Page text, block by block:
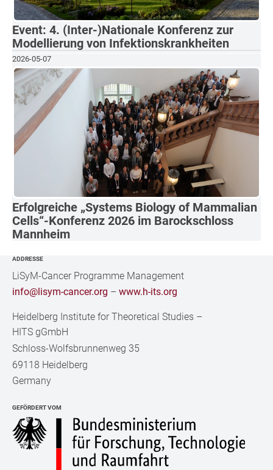
Event: 4. (Inter-)Nationale Konferenz zur
Modellierung von Infektionskrankheiten
2026-05-07
Erfolgreiche „Systems Biology of Mammalian
Cells“-Konferenz 2026 im Barockschloss
Mannheim
ADDRESSE
LiSyM-Cancer Programme Management
info@lisym-cancer.org –www.h-its.org
Heidelberg Institute for Theoretical Studies –
HITS gGmbH
Schloss-Wolfsbrunnenweg 35
69118 Heidelberg
Germany
GEFÖRDERT VOM